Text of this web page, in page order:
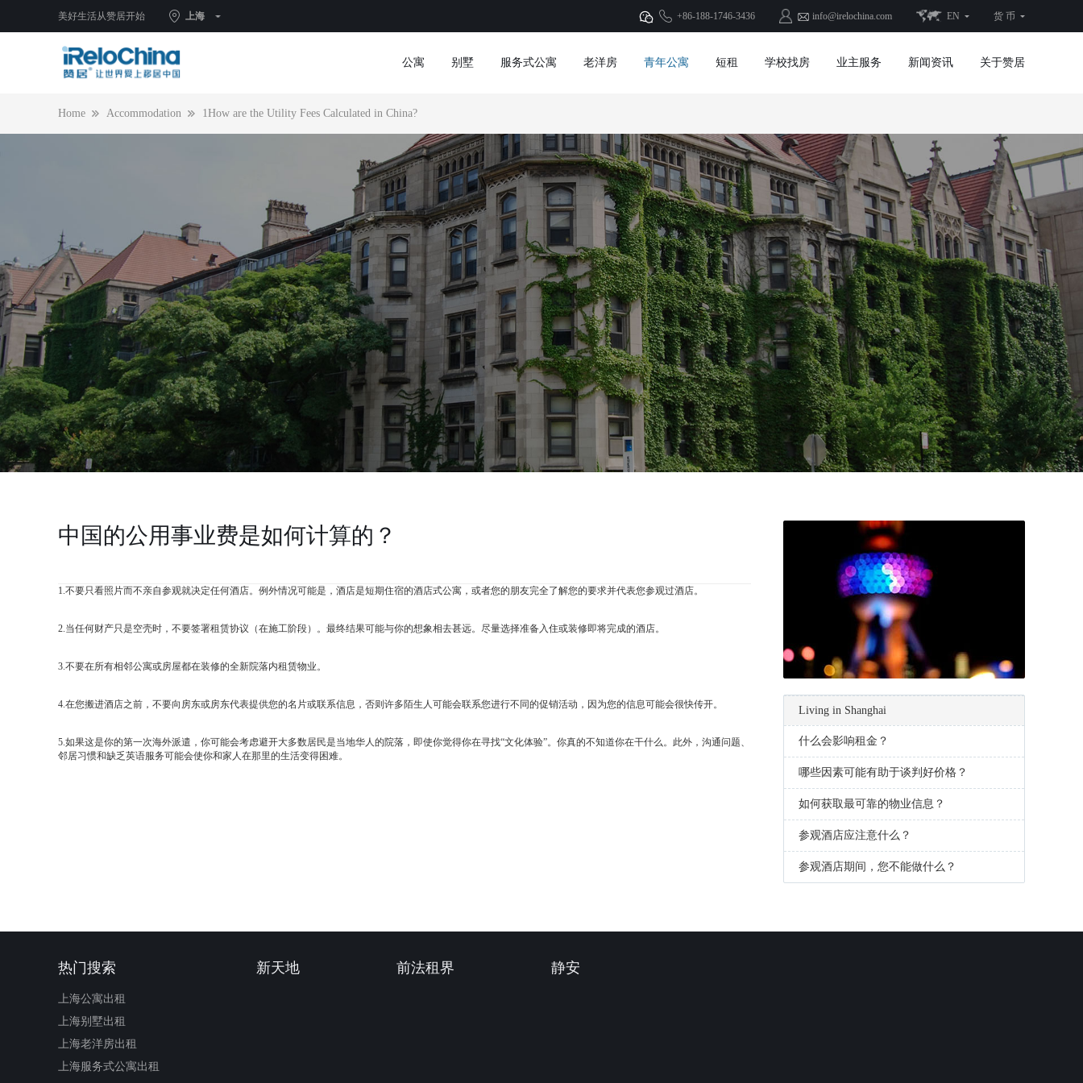
美好生活从赞居开始 上海 +86-188-1746-3436 info@irelochina.com EN 货 币
公寓 别墅 服务式公寓 老洋房 青年公寓 短租 学校找房 业主服务 新闻资讯 关于赞居
Home Accommodation 1How are the Utility Fees Calculated in China?
中国的公用事业费是如何计算的？
1.不要只看照片而不亲自参观就决定任何酒店。例外情况可能是，酒店是短期住宿的酒店式公寓，或者您的朋友完全了解您的要求并代表您参观过酒店。
2.当任何财产只是空壳时，不要签署租赁协议（在施工阶段）。最终结果可能与你的想象相去甚远。尽量选择准备入住或装修即将完成的酒店。
3.不要在所有相邻公寓或房屋都在装修的全新院落内租赁物业。
4.在您搬进酒店之前，不要向房东或房东代表提供您的名片或联系信息，否则许多陌生人可能会联系您进行不同的促销活动，因为您的信息可能会很快传开。
5.如果这是你的第一次海外派遣，你可能会考虑避开大多数居民是当地华人的院落，即使你觉得你在寻找“文化体验”。你真的不知道你在干什么。此外，沟通问题、
邻居习惯和缺乏英语服务可能会使你和家人在那里的生活变得困难。
Living in Shanghai
什么会影响租金？
哪些因素可能有助于谈判好价格？
如何获取最可靠的物业信息？
参观酒店应注意什么？
参观酒店期间，您不能做什么？
热门搜索
上海公寓出租
上海别墅出租
上海老洋房出租
上海服务式公寓出租
新天地 前法租界 静安